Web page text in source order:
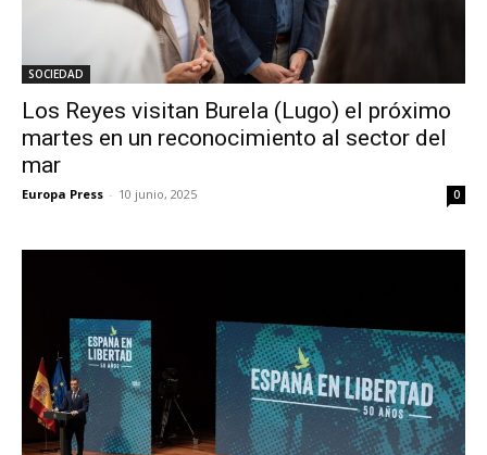
SOCIEDAD
Los Reyes visitan Burela (Lugo) el próximo
martes en un reconocimiento al sector del
mar
Europa Press - 10 junio, 2025 0